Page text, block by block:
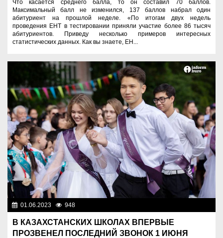
Что касается среднего балла, то он составил 70 баллов.
Максимальный балл не изменился, 137 баллов набрал один
абитуриент на прошлой неделе. «По итогам двух недель
проведения ЕНТ в тестировании приняли участие более 86 тысяч
абитуриентов. Приведу несколько примеров интересных
статистических данных. Как вы знаете, ЕН...
01.06.2023 948
В КАЗАХСТАНСКИХ ШКОЛАХ ВПЕРВЫЕ
ПРОЗВЕНЕЛ ПОСЛЕДНИЙ ЗВОНОК 1 ИЮНЯ